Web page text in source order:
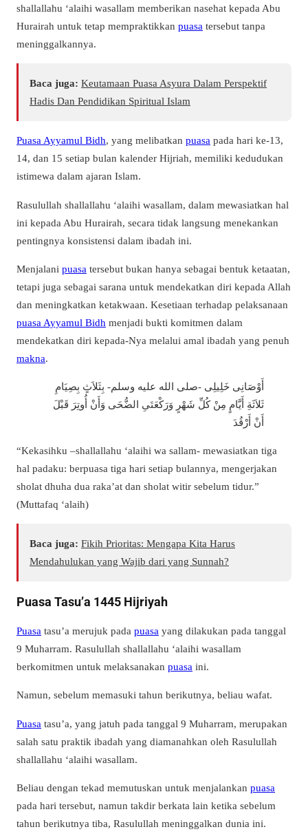
shallallahu ‘alaihi wasallam memberikan nasehat kepada Abu
Hurairah untuk tetap mempraktikkan puasa tersebut tanpa
meninggalkannya.
Baca juga: Keutamaan Puasa Asyura Dalam Perspektif
Hadis Dan Pendidikan Spiritual Islam
Puasa Ayyamul Bidh, yang melibatkan puasa pada hari ke-13,
14, dan 15 setiap bulan kalender Hijriah, memiliki kedudukan
istimewa dalam ajaran Islam.
Rasulullah shallallahu ‘alaihi wasallam, dalam mewasiatkan hal
ini kepada Abu Hurairah, secara tidak langsung menekankan
pentingnya konsistensi dalam ibadah ini.
Menjalani puasa tersebut bukan hanya sebagai bentuk ketaatan,
tetapi juga sebagai sarana untuk mendekatkan diri kepada Allah
dan meningkatkan ketakwaan. Kesetiaan terhadap pelaksanaan
puasa Ayyamul Bidh menjadi bukti komitmen dalam
mendekatkan diri kepada-Nya melalui amal ibadah yang penuh
makna.
أَوْصَانِى خَلِيلِى -صلى الله عليه وسلم- بِثَلاَثٍ بِصِيَامِ
ثَلاَثَةِ أَيَّامٍ مِنْ كُلِّ شَهْرٍ وَرَكْعَتَىِ الضُّحَى وَأَنْ أُوتِرَ قَبْلَ
أَنْ أَرْقُدَ
“Kekasihku –shallallahu ‘alaihi wa sallam- mewasiatkan tiga
hal padaku: berpuasa tiga hari setiap bulannya, mengerjakan
sholat dhuha dua raka’at dan sholat witir sebelum tidur.”
(Muttafaq ‘alaih)
Baca juga: Fikih Prioritas: Mengapa Kita Harus
Mendahulukan yang Wajib dari yang Sunnah?
Puasa Tasu’a 1445 Hijriyah
Puasa tasu’a merujuk pada puasa yang dilakukan pada tanggal
9 Muharram. Rasulullah shallallahu ‘alaihi wasallam
berkomitmen untuk melaksanakan puasa ini.
Namun, sebelum memasuki tahun berikutnya, beliau wafat.
Puasa tasu’a, yang jatuh pada tanggal 9 Muharram, merupakan
salah satu praktik ibadah yang diamanahkan oleh Rasulullah
shallallahu ‘alaihi wasallam.
Beliau dengan tekad memutuskan untuk menjalankan puasa
pada hari tersebut, namun takdir berkata lain ketika sebelum
tahun berikutnya tiba, Rasulullah meninggalkan dunia ini.